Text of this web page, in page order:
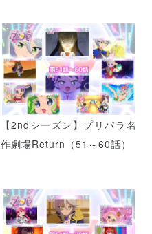
【2ndシーズン】プリパラ名
作劇場Return（51～60話）